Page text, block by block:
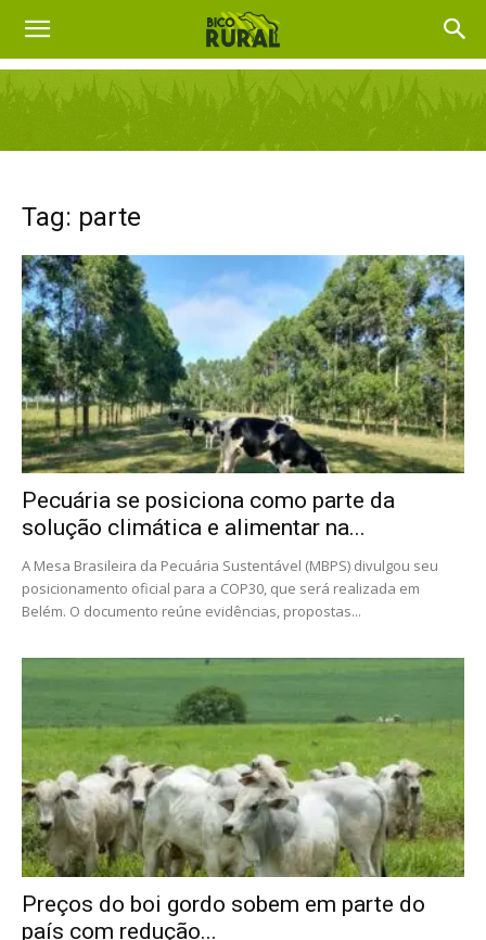
Tag: parte
Pecuária se posiciona como parte da
solução climática e alimentar na...
A Mesa Brasileira da Pecuária Sustentável (MBPS) divulgou seu
posicionamento oficial para a COP30, que será realizada em
Belém. O documento reúne evidências, propostas...
Preços do boi gordo sobem em parte do
país com redução...